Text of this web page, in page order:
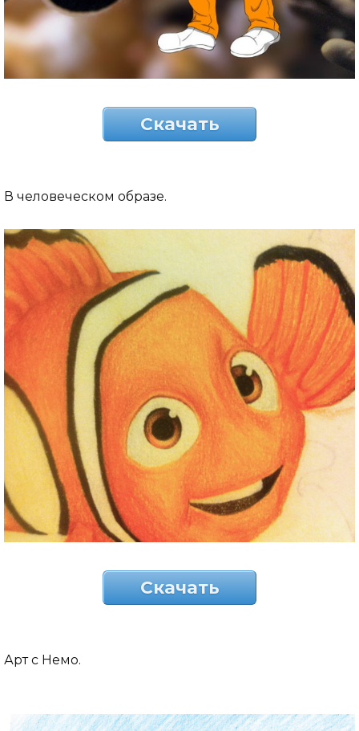
Скачать
В человеческом образе.
Скачать
Арт с Немо.